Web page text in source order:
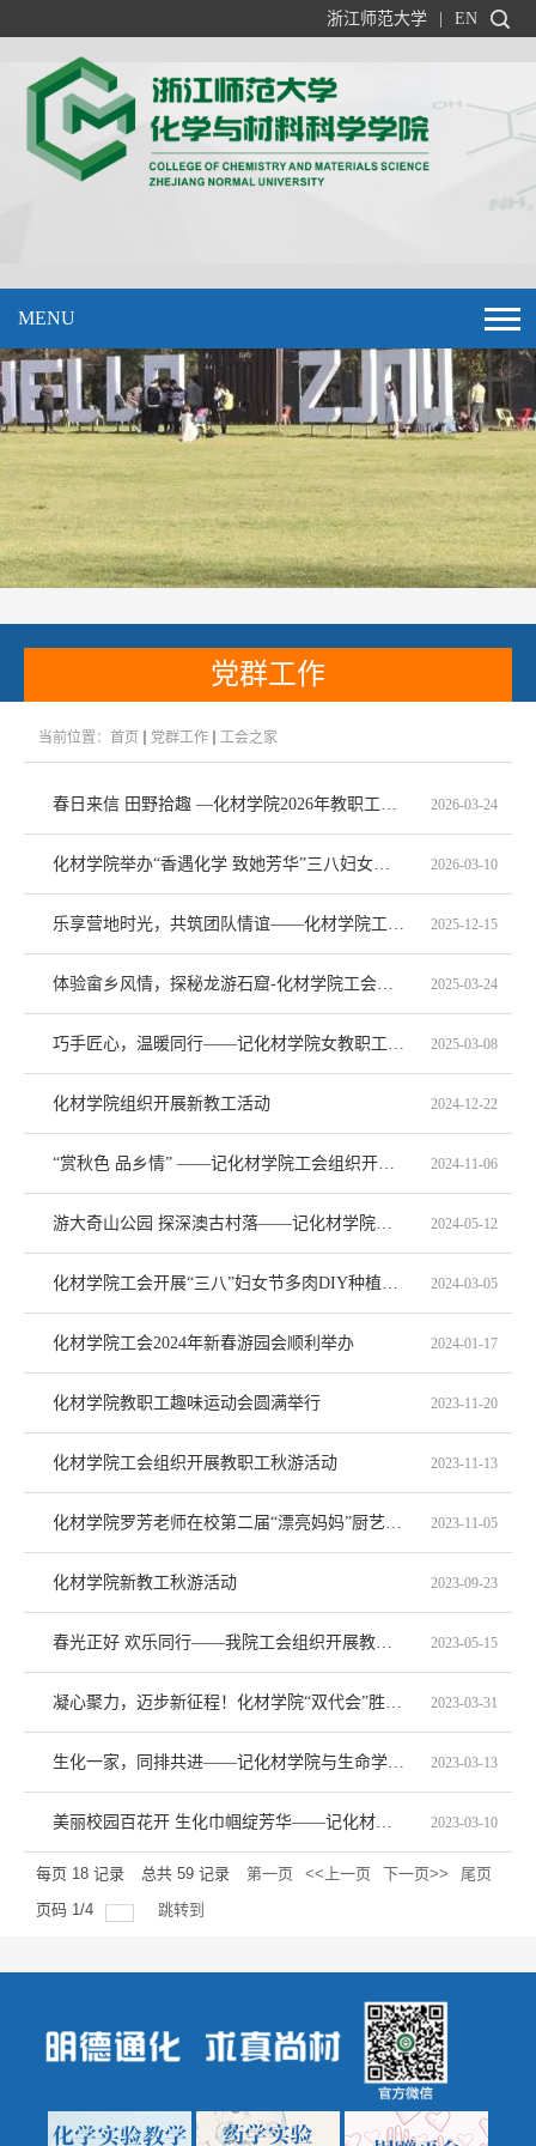
浙江师范大学 EN
MENU
党群工作
当前位置： 首页 党群工作 工会之家
2026-03-24
2026-03-10
2025-12-15
2025-03-24
2025-03-08
化材学院组织开展新教工活动 2024-12-22
2024-11-06
2024-05-12
2024-03-05
化材学院工会2024年新春游园会顺利举办 2024-01-17
化材学院教职工趣味运动会圆满举行 2023-11-20
化材学院工会组织开展教职工秋游活动 2023-11-13
2023-11-05
化材学院新教工秋游活动 2023-09-23
2023-05-15
2023-03-31
2023-03-13
2023-03-10
每页 18 记录 总共 59 记录 第一页 <<上一页 下一页>>
尾页
页码 1 /4 跳转到